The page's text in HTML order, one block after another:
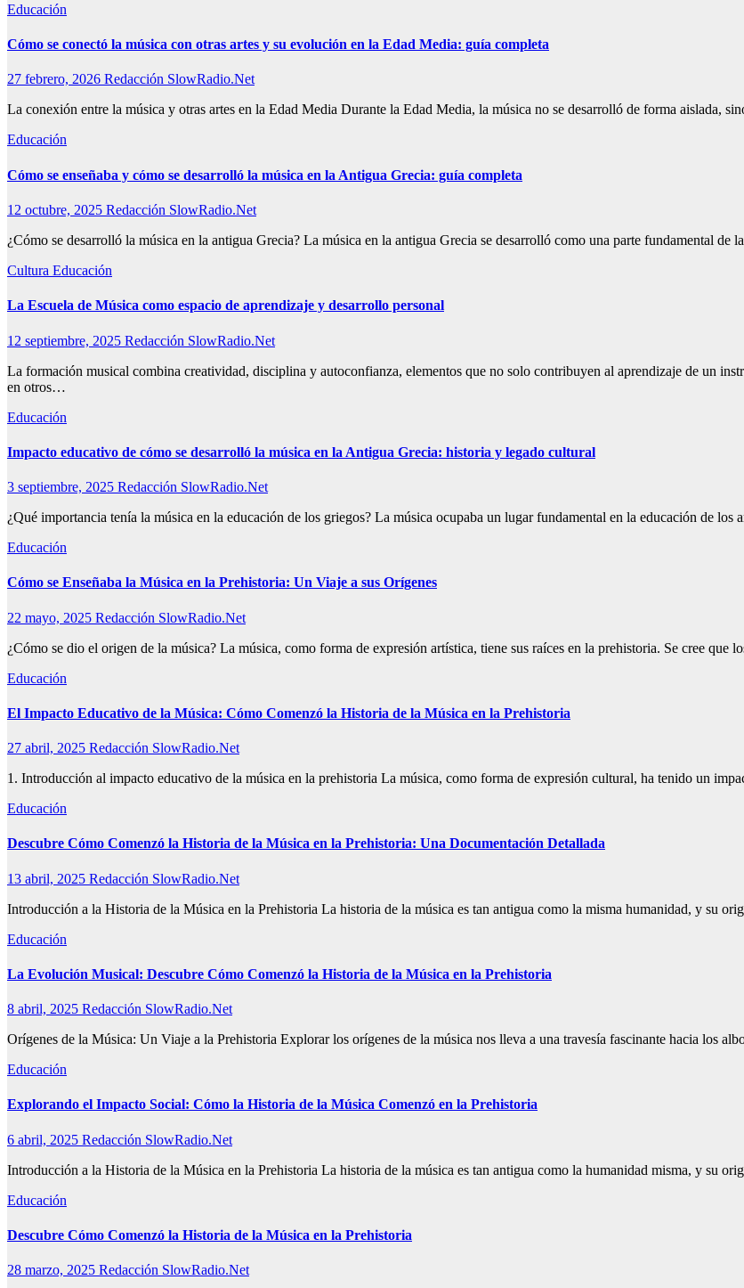
Educación
Cómo se conectó la música con otras artes y su evolución en la Edad Media: guía completa
27 febrero, 2026 Redacción SlowRadio.Net
La conexión entre la música y otras artes en la Edad Media Durante la Edad Media, la música no se desarrolló de forma aislada,
Educación
Cómo se enseñaba y cómo se desarrolló la música en la Antigua Grecia: guía completa
12 octubre, 2025 Redacción SlowRadio.Net
¿Cómo se desarrolló la música en la antigua Grecia? La música en la antigua Grecia se desarrolló como una parte fundamental
Cultura Educación
La Escuela de Música como espacio de aprendizaje y desarrollo personal
12 septiembre, 2025 Redacción SlowRadio.Net
La formación musical combina creatividad, disciplina y autoconfianza, elementos que no solo contribuyen al aprendizaje de un
en otros…
Educación
Impacto educativo de cómo se desarrolló la música en la Antigua Grecia: historia y legado cultural
3 septiembre, 2025 Redacción SlowRadio.Net
¿Qué importancia tenía la música en la educación de los griegos? La música ocupaba un lugar fundamental en la educación de
Educación
Cómo se Enseñaba la Música en la Prehistoria: Un Viaje a sus Orígenes
22 mayo, 2025 Redacción SlowRadio.Net
¿Cómo se dio el origen de la música? La música, como forma de expresión artística, tiene sus raíces en la prehistoria. Se cree que
Educación
El Impacto Educativo de la Música: Cómo Comenzó la Historia de la Música en la Prehistoria
27 abril, 2025 Redacción SlowRadio.Net
1. Introducción al impacto educativo de la música en la prehistoria La música, como forma de expresión cultural, ha tenido un
Educación
Descubre Cómo Comenzó la Historia de la Música en la Prehistoria: Una Documentación Detallada
13 abril, 2025 Redacción SlowRadio.Net
Introducción a la Historia de la Música en la Prehistoria La historia de la música es tan antigua como la misma humanidad, y su
Educación
La Evolución Musical: Descubre Cómo Comenzó la Historia de la Música en la Prehistoria
8 abril, 2025 Redacción SlowRadio.Net
Orígenes de la Música: Un Viaje a la Prehistoria Explorar los orígenes de la música nos lleva a una travesía fascinante hacia los
Educación
Explorando el Impacto Social: Cómo la Historia de la Música Comenzó en la Prehistoria
6 abril, 2025 Redacción SlowRadio.Net
Introducción a la Historia de la Música en la Prehistoria La historia de la música es tan antigua como la humanidad misma, y su
Educación
Descubre Cómo Comenzó la Historia de la Música en la Prehistoria
28 marzo, 2025 Redacción SlowRadio.Net